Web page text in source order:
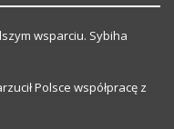
wsparciu. Sybiha
Polsce współpracę z